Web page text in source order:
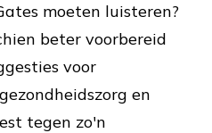
moeten luisteren?
beter voorbereid
voor
en
tegen zo'n